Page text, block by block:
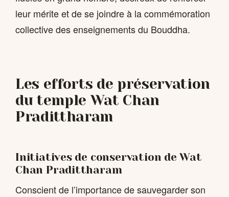
leur mérite et de se joindre à la commémoration
collective des enseignements du Bouddha.
Les efforts de préservation
du temple Wat Chan
Pradittharam
Initiatives de conservation de Wat
Chan Pradittharam
Conscient de l’importance de sauvegarder son